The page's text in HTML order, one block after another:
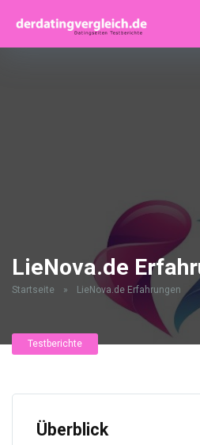
LieNova.de
Startseite » LieNova.de Erfahrungen
Testberichte
Überblick